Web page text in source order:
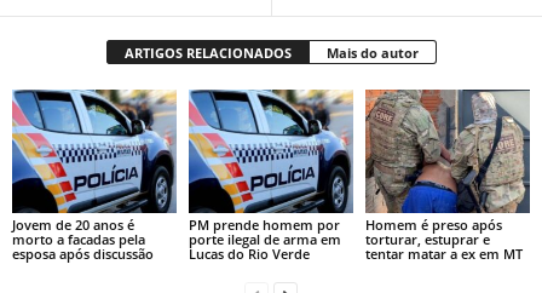
ARTIGOS RELACIONADOS Mais do autor
Jovem de 20 anos é
morto a facadas pela
esposa após discussão
PM prende homem por
porte ilegal de arma em
Lucas do Rio Verde
Homem é preso após
torturar, estuprar e
tentar matar a ex em MT